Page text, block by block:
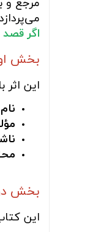
مرجع و
اگر
بخش
این
بخش
این